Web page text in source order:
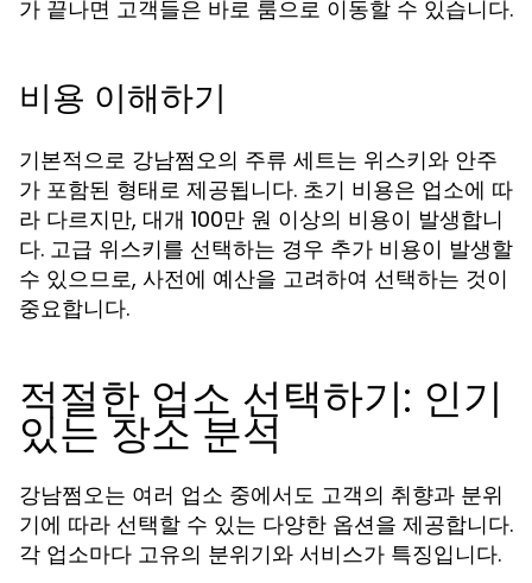
가 끝나면 고객들은 바로 룸으로 이동할 수 있습니다.
비용 이해하기
기본적으로 강남쩜오의 주류 세트는 위스키와 안주
가 포함된 형태로 제공됩니다. 초기 비용은 업소에 따
라 다르지만, 대개 100만 원 이상의 비용이 발생합니
다. 고급 위스키를 선택하는 경우 추가 비용이 발생할
수 있으므로, 사전에 예산을 고려하여 선택하는 것이
중요합니다.
적절한 업소 선택하기: 인기
있는 장소 분석
강남쩜오는 여러 업소 중에서도 고객의 취향과 분위
기에 따라 선택할 수 있는 다양한 옵션을 제공합니다.
각 업소마다 고유의 분위기와 서비스가 특징입니다.